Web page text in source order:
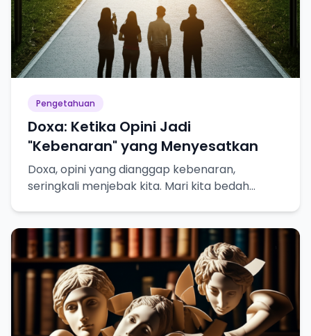
Pengetahuan
Doxa: Ketika Opini Jadi
"Kebenaran" yang Menyesatkan
Doxa, opini yang dianggap kebenaran,
seringkali menjebak kita. Mari kita bedah